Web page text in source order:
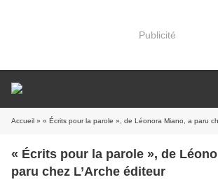
Publicité
Accueil » « Écrits pour la parole », de Léonora Miano, a paru
« Écrits pour la parole », de
paru chez L’Arche éditeur